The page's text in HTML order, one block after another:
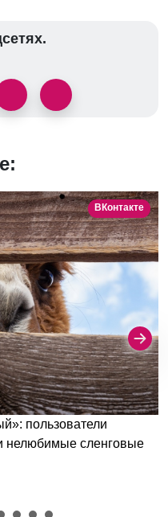
ВКонтакте
пользователи
нелюбимые сленговые